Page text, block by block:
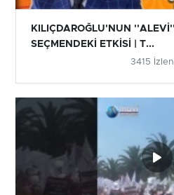
KILIÇDAROĞLU'NUN
SEÇMENDEKİ ETKİSİ | T...
3415